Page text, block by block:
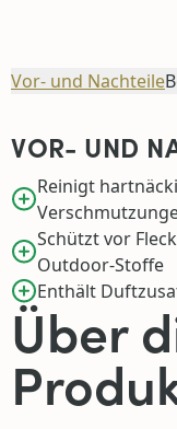
Vor- und Nachteile
Über
VOR- UND
Reinigt
Schützt vor
Outdoor-Stoffe
Enthält